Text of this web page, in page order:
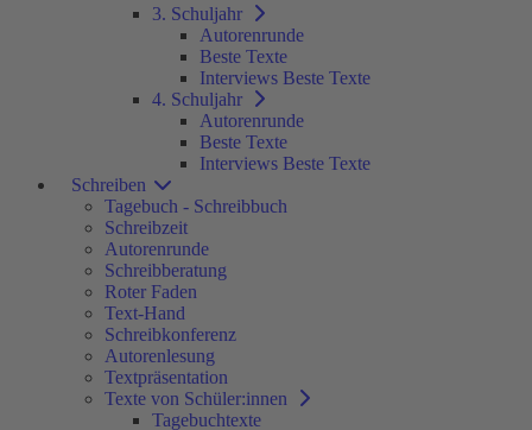
3. Schuljahr
Autorenrunde
Beste Texte
Interviews Beste Texte
4. Schuljahr
Autorenrunde
Beste Texte
Interviews Beste Texte
Schreiben
Tagebuch - Schreibbuch
Schreibzeit
Autorenrunde
Schreibberatung
Roter Faden
Text-Hand
Schreibkonferenz
Autorenlesung
Textpräsentation
Texte von Schüler:innen
Tagebuchtexte